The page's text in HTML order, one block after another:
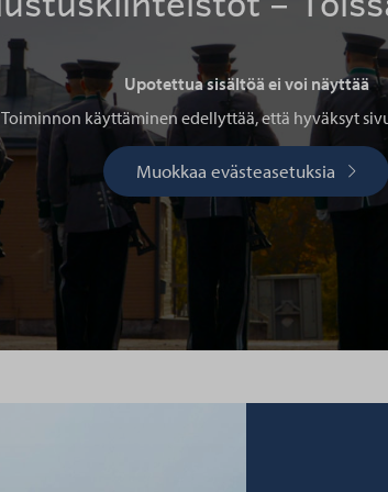
Upotettua sisältöä ei voi näyttää
Toiminnon käyttäminen edellyttää, että hyväksyt
Muokkaa evästeasetuksia